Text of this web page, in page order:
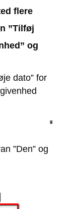
flere
”Tilføj
og
dato” for
”Den” og